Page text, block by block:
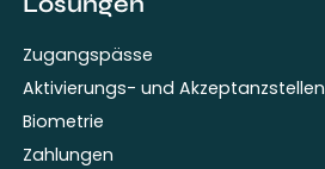
Zugangspässe
Aktivierungs- und Akzeptanzstellen
Biometrie
Zahlungen